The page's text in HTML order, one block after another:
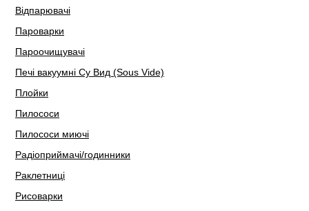
Відпарювачі
Пароварки
Пароочищувачі
Печі вакуумні Су Вид (Sous Vide)
Плойки
Пилососи
Пилососи миючі
Радіоприймачі/годинники
Раклетниці
Рисоварки